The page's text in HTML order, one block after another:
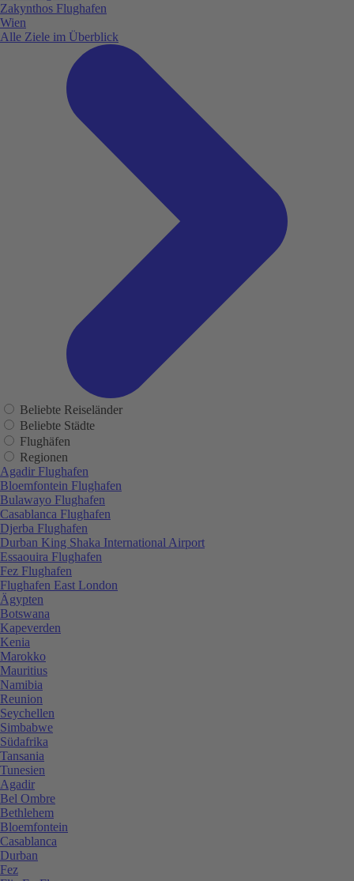
Zakynthos Flughafen
Wien
Alle Ziele im Überblick
Beliebte Reiseländer
Beliebte Städte
Flughäfen
Regionen
Agadir Flughafen
Bloemfontein Flughafen
Bulawayo Flughafen
Casablanca Flughafen
Djerba Flughafen
Durban King Shaka International Airport
Essaouira Flughafen
Fez Flughafen
Flughafen East London
Ägypten
Botswana
Kapeverden
Kenia
Marokko
Mauritius
Namibia
Reunion
Seychellen
Simbabwe
Südafrika
Tansania
Tunesien
Agadir
Bel Ombre
Bethlehem
Bloemfontein
Casablanca
Durban
Fez